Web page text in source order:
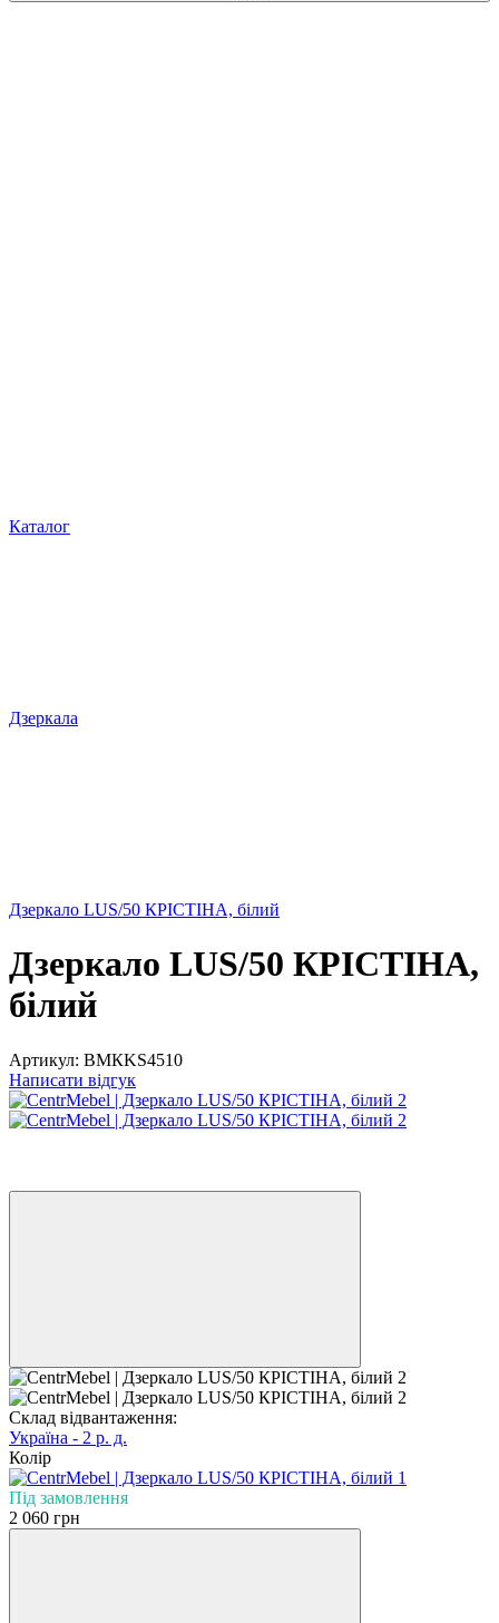
Каталог
Дзеркала
Дзеркало LUS/50 КРІСТІНА, білий
Дзеркало LUS/50 КРІСТІНА,
білий
Артикул: ВМКKS4510
Написати відгук
Склад відвантаження:
Україна - 2 р. д.
Колір
Під замовлення
2 060 грн